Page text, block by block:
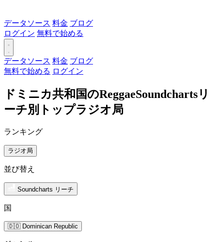
データソース 料金 ブログ
ログイン 無料で始める
データソース 料金 ブログ
無料で始める ログイン
ドミニカ共和国のReggaeSoundchartsリ
ーチ別トップラジオ局
ランキング
ラジオ局
並び替え
Soundcharts リーチ
国
🇩🇴 Dominican Republic